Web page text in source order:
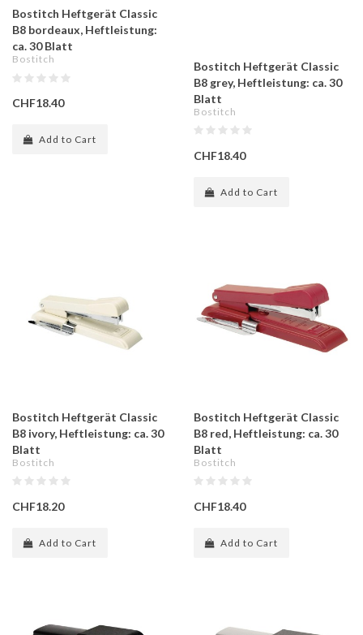
Bostitch Heftgerät Classic
B8 bordeaux, Heftleistung:
ca. 30 Blatt
Bostitch
CHF18.40
Add to Cart
Bostitch Heftgerät Classic
B8 grey, Heftleistung: ca. 30
Blatt
Bostitch
CHF18.40
Add to Cart
Bostitch Heftgerät Classic
B8 ivory, Heftleistung: ca. 30
Blatt
Bostitch
CHF18.20
Add to Cart
Bostitch Heftgerät Classic
B8 red, Heftleistung: ca. 30
Blatt
Bostitch
CHF18.40
Add to Cart